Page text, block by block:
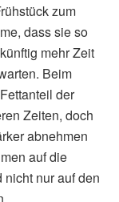
zum
dass sie so
mehr Zeit
Beim
der
Zeiten, doch
abnehmen
auf die
nur auf den